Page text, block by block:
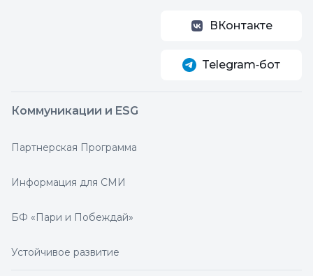
ВКонтакте
Telegram‑бот
Коммуникации и ESG
Партнерская Программа
Информация для СМИ
БФ «Пари и Побеждай»
Устойчивое развитие